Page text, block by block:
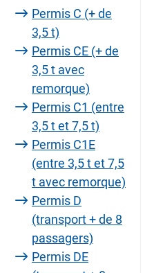
Permis C (+ de
3,5 t)
Permis CE (+ de
3,5 t avec
remorque)
Permis C1 (entre
3,5 t et 7,5 t)
Permis C1E
(entre 3,5 t et 7,5
t avec remorque)
Permis D
(transport + de 8
passagers)
Permis DE